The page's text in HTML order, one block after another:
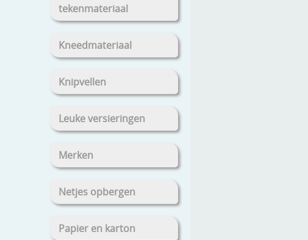
tekenmateriaal
Kneedmateriaal
Knipvellen
Leuke versieringen
Merken
Netjes opbergen
Papier en karton